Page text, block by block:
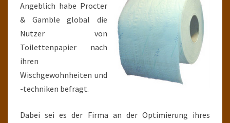
Angeblich habe Procter
& Gamble global die
Nutzer von
Toilettenpapier nach
ihren
Wischgewohnheiten und
-techniken befragt.
Dabei sei es der Firma an der Optimierung ihres